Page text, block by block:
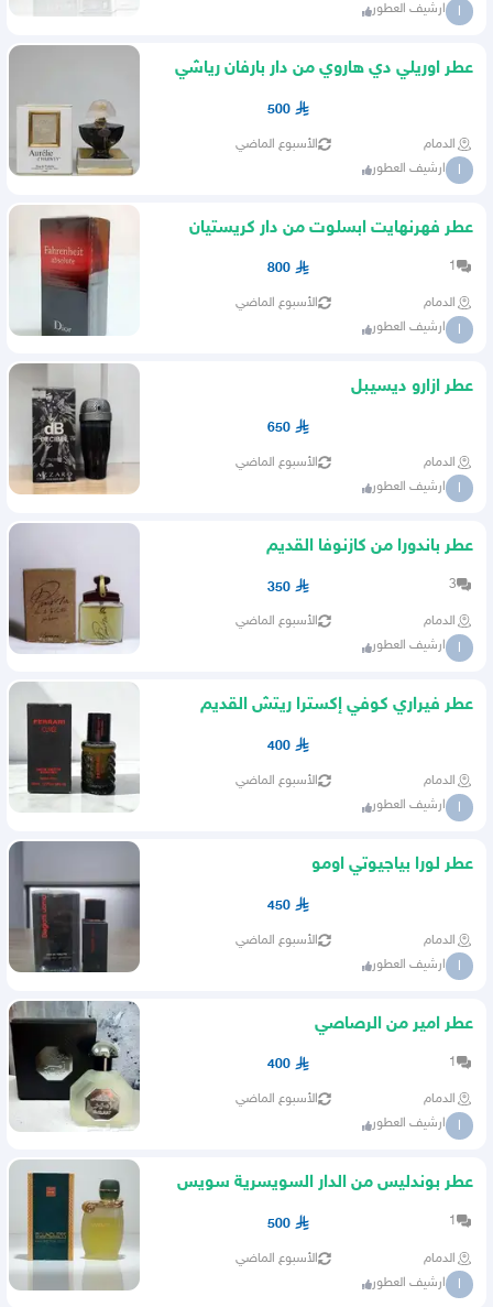
ا ارشيف العطور
عطر اوريلي دي هاروي من دار بارفان رياشي
500
الدمام الأسبوع الماضي
ا ارشيف العطور
عطر فهرنهايت ابسلوت من دار كريستيان
1
800
الدمام الأسبوع الماضي
ا ارشيف العطور
عطر ازارو ديسيبل
650
الدمام الأسبوع الماضي
ا ارشيف العطور
عطر باندورا من كازنوفا القديم
3
350
الدمام الأسبوع الماضي
ا ارشيف العطور
عطر فيراري كوفي إكسترا ريتش القديم
400
الدمام الأسبوع الماضي
ا ارشيف العطور
عطر لورا بياجيوتي اومو
450
الدمام الأسبوع الماضي
ا ارشيف العطور
عطر امير من الرصاصي
1
400
الدمام الأسبوع الماضي
ا ارشيف العطور
عطر بوندليس من الدار السويسرية سويس
اربيان
1
500
الدمام الأسبوع الماضي
ا ارشيف العطور